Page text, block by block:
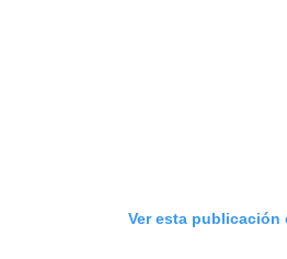
Ver esta publicación